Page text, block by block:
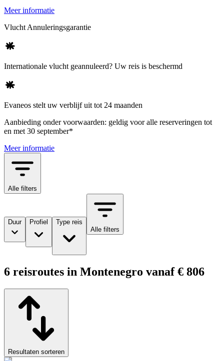
Meer informatie
Vlucht Annuleringsgarantie
Internationale vlucht geannuleerd? Uw reis is beschermd
Evaneos stelt uw verblijf uit tot 24 maanden
Aanbieding onder voorwaarden: geldig voor alle reserveringen tot
en met 30 september*
Meer informatie
Alle filters
Duur Profiel
Type reis
Alle filters
6 reisroutes in Montenegro vanaf € 806
Resultaten sorteren